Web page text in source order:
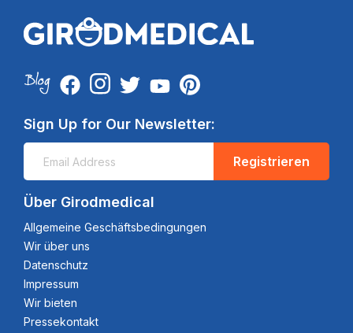
Sign Up for Our Newsletter:
Registrieren
Über Girodmedical
Allgemeine Geschäftsbedingungen
Wir über uns
Datenschutz
Impressum
Wir bieten
Pressekontakt